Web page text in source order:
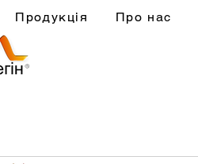
Продукція Про нас